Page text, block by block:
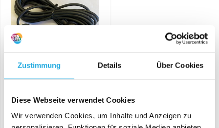
Zustimmung Details Über Cookies
Diese Webseite verwendet Cookies
Wir verwenden Cookies, um Inhalte und Anzeigen zu
Netzkabel 220/240V
Handnähmaschine